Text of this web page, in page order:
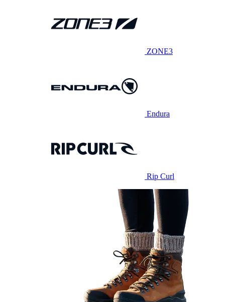
ZONE3
Endura
Rip Curl